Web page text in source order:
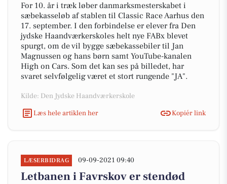
For 10. år i træk løber danmarksmesterskabet i
sæbekasseløb af stablen til Classic Race Aarhus den
17. september. I den forbindelse er elever fra Den
jydske Haandværkerskoles helt nye FABx blevet
spurgt, om de vil bygge sæbekassebiler til Jan
Magnussen og hans børn samt YouTube-kanalen
High on Cars. Som det kan ses på billedet, har
svaret selvfølgelig været et stort rungende "JA".
Kilde: Den Jydske Haandværkerskole
Læs hele artiklen her
Kopiér link
LÆSERBIDRAG 09-09-2021 09:40
Letbanen i Favrskov er stendød